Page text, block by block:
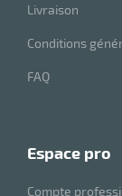
Livraison
Conditions
FAQ
espace pro
Compte